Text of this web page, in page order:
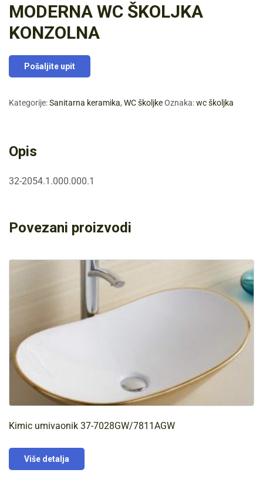
MODERNA WC ŠKOLJKA
KONZOLNA
Pošaljite upit
Kategorije:Sanitarna keramika, WC školjkeOznaka:wc školjka
Opis
32-2054.1.000.000.1
Povezani proizvodi
Kimic umivaonik 37-7028GW/7811AGW
Više detalja